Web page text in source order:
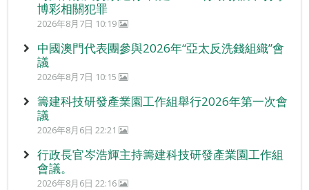
博彩相關犯罪
2026年8月7日 10:19
中國澳門代表團參與2026年“亞太反洗錢組織”會
議
2026年8月7日 10:15
籌建科技研發產業園工作組舉行2026年第一次會
議
2026年8月6日 22:21
行政長官岑浩輝主持籌建科技研發產業園工作組
會議。
2026年8月6日 22:16